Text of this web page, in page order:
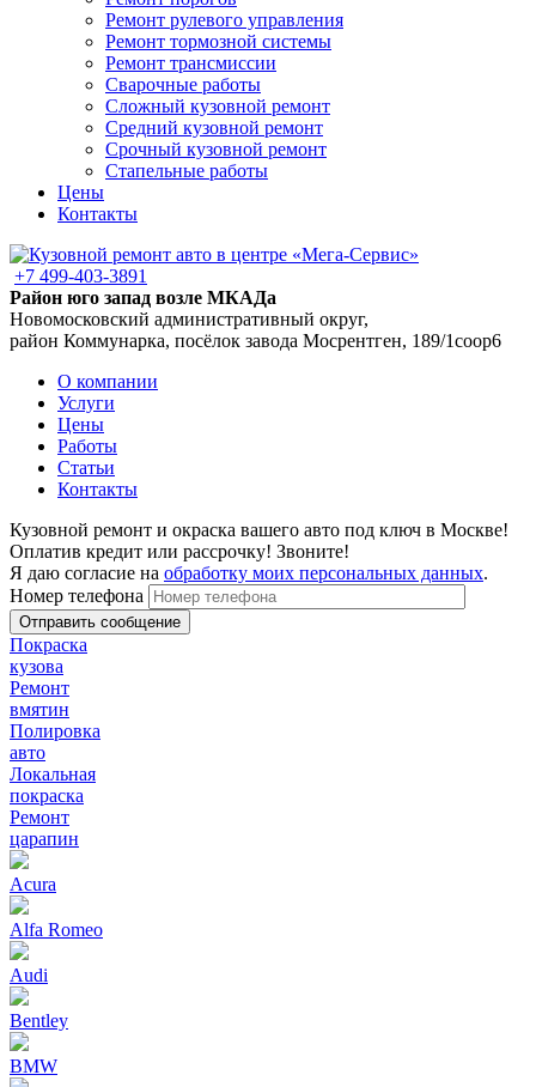
Ремонт рулевого управления
Ремонт тормозной системы
Ремонт трансмиссии
Сварочные работы
Сложный кузовной ремонт
Средний кузовной ремонт
Срочный кузовной ремонт
Стапельные работы
Цены
Контакты
+7 499-403-3891
Район юго запад возле МКАДа
Новомосковский административный округ,
район Коммунарка, посёлок завода Мосрентген, 189/1соор6
О компании
Услуги
Цены
Работы
Статьи
Контакты
Кузовной ремонт и окраска вашего авто под ключ в Москве!
Оплатив кредит или рассрочку! Звоните!
Я даю согласие на обработку моих персональных данных.
Номер телефона
Покраска
кузова
Ремонт
вмятин
Полировка
авто
Локальная
покраска
Ремонт
царапин
Acura
Alfa Romeo
Audi
Bentley
BMW